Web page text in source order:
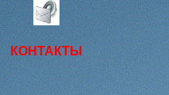
КОНТАКТЫ